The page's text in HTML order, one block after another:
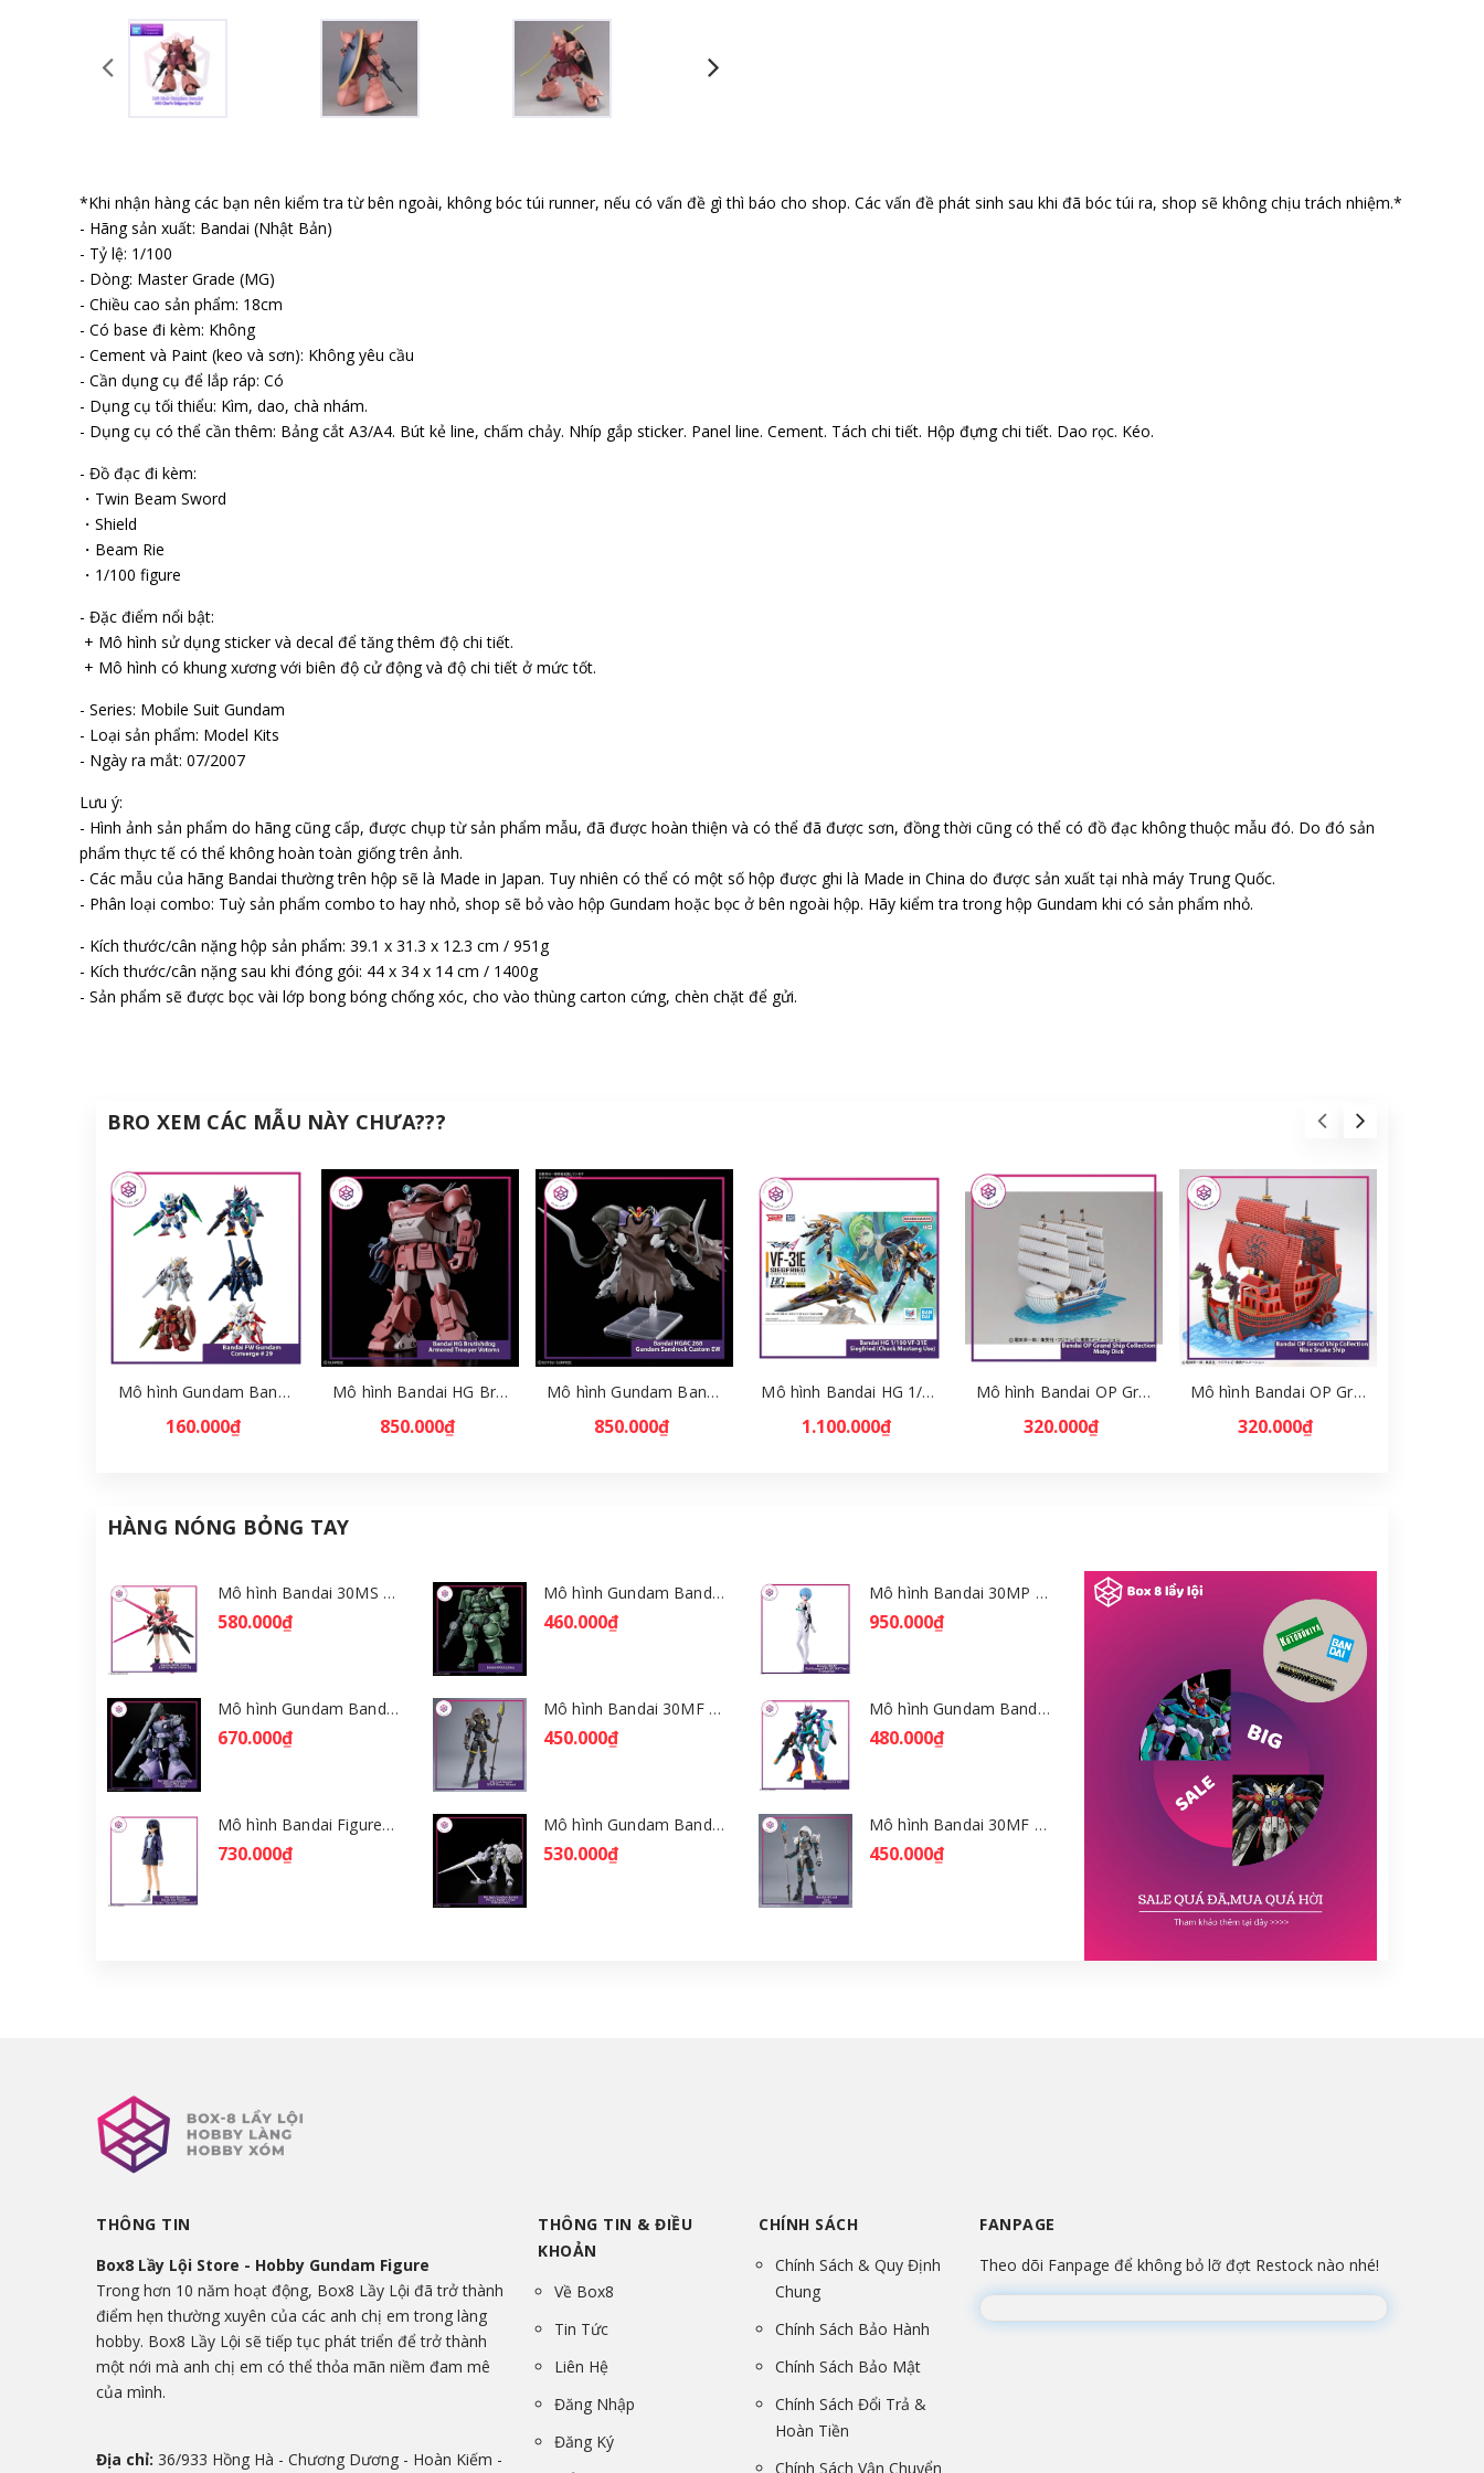
*Khi nhận hàng các bạn nên kiểm tra từ bên ngoài, không bóc túi runner, nếu có vấn đề gì thì báo cho shop. Các vấn đề phát sinh sau khi đã bóc túi ra, shop sẽ không chịu trách nhiệm.*
- Hãng sản xuất: Bandai (Nhật Bản)
- Tỷ lệ: 1/100
- Dòng: Master Grade (MG)
- Chiều cao sản phẩm: 18cm
- Có base đi kèm: Không
- Cement và Paint (keo và sơn): Không yêu cầu
- Cần dụng cụ để lắp ráp: Có
- Dụng cụ tối thiểu: Kìm, dao, chà nhám.
- Dụng cụ có thể cần thêm: Bảng cắt A3/A4. Bút kẻ line, chấm chảy. Nhíp gắp sticker. Panel line. Cement. Tách chi tiết. Hộp đựng chi tiết. Dao rọc. Kéo.
- Đồ đạc đi kèm:
・Twin Beam Sword
・Shield
・Beam Rifle
・1/100 figure
- Đặc điểm nổi bật:
+ Mô hình sử dụng sticker và decal để tăng thêm độ chi tiết.
+ Mô hình có khung xương với biên độ cử động và độ chi tiết ở mức tốt.
- Series: Mobile Suit Gundam
- Loại sản phẩm: Model Kits
- Ngày ra mắt: 07/2007
Lưu ý:
- Hình ảnh sản phẩm do hãng cũng cấp, được chụp từ sản phẩm mẫu, đã được hoàn thiện và có thể đã được sơn, đồng thời cũng có thể có đồ đạc không thuộc mẫu đó. Do đó sản
phẩm thực tế có thể không hoàn toàn giống trên ảnh.
- Các mẫu của hãng Bandai thường trên hộp sẽ là Made in Japan. Tuy nhiên có thể có một số hộp được ghi là Made in China do được sản xuất tại nhà máy Trung Quốc.
- Phân loại combo: Tuỳ sản phẩm combo to hay nhỏ, shop sẽ bỏ vào hộp Gundam hoặc bọc ở bên ngoài hộp. Hãy kiểm tra trong hộp Gundam khi có sản phẩm nhỏ.
- Kích thước/cân nặng hộp sản phẩm: 39.1 x 31.3 x 12.3 cm / 951g
- Kích thước/cân nặng sau khi đóng gói: 44 x 34 x 14 cm / 1400g
- Sản phẩm sẽ được bọc vài lớp bong bóng chống xóc, cho vào thùng carton cứng, chèn chặt để gửi.
BRO XEM CÁC MẪU NÀY CHƯA???
Mô hình Gundam Bandai FW Gundam Converge # 29 Full Set [GDB] [FCH]
160.000₫
Mô hình Bandai HG Brutishdog - Armored Trooper Votoms [GDB] [BHG]
850.000₫
Mô hình Gundam Bandai HGAC 268 Gundam Sandrock Custom EW [GDB] [BHG]
850.000₫
Mô hình Bandai HG 1/100 VF-31E Siegfried (Chuck Mustang Use) [GDB] [BHG]
1.100.000₫
Mô hình Bandai OP Grand Ship Collection Moby Dick [GDB] [MKB]
320.000₫
Mô hình Bandai OP Grand Ship Collection Nine Snake Ship [GBD] [MKB]
320.000₫
HÀNG NÓNG BỎNG TAY
Mô hình Bandai 30MS Tiasha (Dahlia Wear) [Color B] [GDB] [30MS]
580.000₫
Mô hình Gundam Bandai HGGQ Zaku 1/144 – MSG GQuuuuuuX [GDB] [BHG]
460.000₫
Mô hình Bandai 30MP Rei Ayanami (PLUG SUIT Ver.) – Evangelion [GDB] [30MP]
950.000₫
Mô hình Gundam Bandai HGGQ Rick Dom (Gaia / Ortega) 1/144 [GDB] [BHG]
670.000₫
Mô hình Bandai 30MF Rosan Wizard [GDB] [30MF]
450.000₫
Mô hình Gundam Bandai HGGQ GFreD 1/144 [GDB] [BHG]
480.000₫
Mô hình Bandai Figure-rise Standard Nyaan - Gundam GQuuuuuuX [GDB] [FRS]
730.000₫
Mô hình Gundam Bandai HGGQ Xavier's Gyan Hakuji-Packs 1/144 [GDB] [BHG]
530.000₫
Mô hình Bandai 30MF Liber Wizard [GDB] [30MF]
450.000₫
THÔNG TIN
Box8 Lầy Lội Store - Hobby Gundam Figure
Trong hơn 10 năm hoạt động, Box8 Lầy Lội đã trở thành
điểm hẹn thường xuyên của các anh chị em trong làng
hobby. Box8 Lầy Lội sẽ tiếp tục phát triển để trở thành
một nới mà anh chị em có thể thỏa mãn niềm đam mê
của mình.
Địa chỉ: 36/933 Hồng Hà - Chương Dương - Hoàn Kiếm -
THÔNG TIN & ĐIỀU
KHOẢN
Về Box8
Tin Tức
Liên Hệ
Đăng Nhập
Đăng Ký
CHÍNH SÁCH
Chính Sách & Quy Định
Chung
Chính Sách Bảo Hành
Chính Sách Bảo Mật
Chính Sách Đổi Trả &
Hoàn Tiền
Chính Sách Vận Chuyển
FANPAGE
Theo dõi Fanpage để không bỏ lỡ đợt Restock nào nhé!
Đang lắp ráp Fanpage...